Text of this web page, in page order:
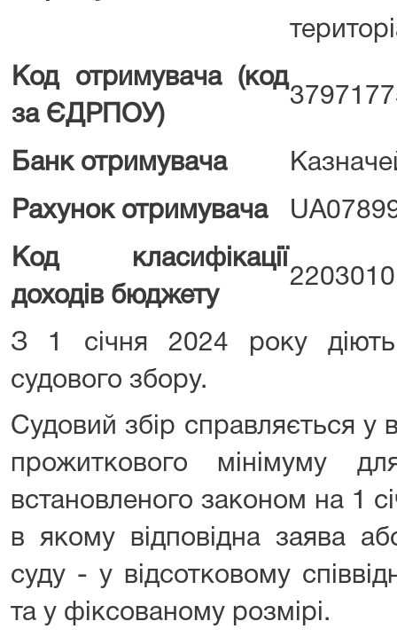
Код отримувача (код
за ЄДРПОУ)
Банк отримувача
Рахунок отримувача
Код класифікації
доходів бюджету
З 1 січня 2024 року діють
судового збору.
Судовий збір справляється у
прожиткового мінімуму
встановленого законом на 1
в якому відповідна заява
суду - у відсотковому
та у фіксованому розмірі.